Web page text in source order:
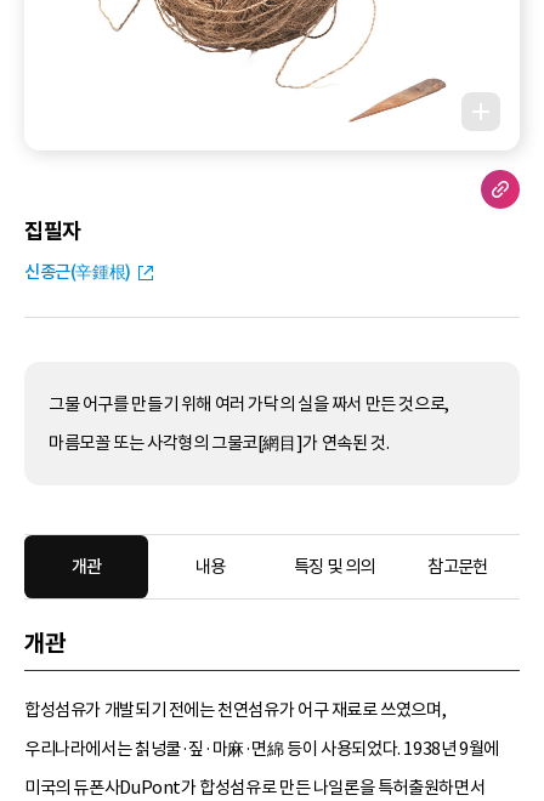
집필자
신종근(辛鍾根)
그물 어구를 만들기 위해 여러 가닥의 실을 짜서 만든 것으로,
마름모꼴 또는 사각형의 그물코[網目]가 연속된 것.
개관 내용 특징 및 의의 참고문헌
개관
합성섬유가 개발되기 전에는 천연섬유가 어구 재료로 쓰였으며,
우리나라에서는 칡넝쿨·짚·마麻·면綿 등이 사용되었다. 1938년 9월에
미국의 듀폰사DuPont가 합성섬유로 만든 나일론을 특허출원하면서